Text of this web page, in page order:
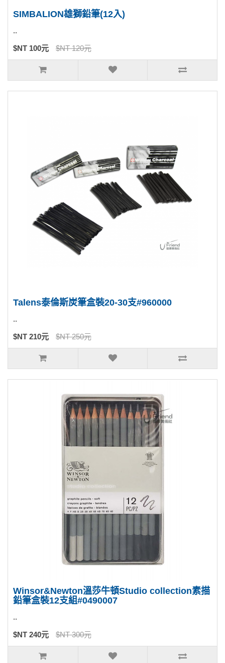
SIMBALION雄獅鉛筆(12入)
..
$NT 100元 $NT 120元
Talens泰倫斯炭筆盒裝20-30支#960000
..
$NT 210元 $NT 250元
Winsor&Newton溫莎牛頓Studio collection素描
鉛筆盒裝12支組#0490007
..
$NT 240元 $NT 300元